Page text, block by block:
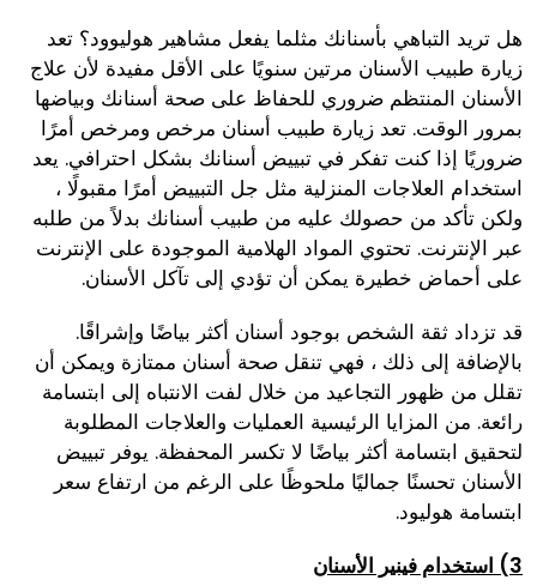
هل تريد التباهي بأسنانك مثلما يفعل مشاهير هوليوود؟ تعد
زيارة طبيب الأسنان مرتين سنويًا على الأقل مفيدة لأن علاج
الأسنان المنتظم ضروري للحفاظ على صحة أسنانك وبياضها
بمرور الوقت. تعد زيارة طبيب أسنان مرخص ومرخص أمرًا
ضروريًا إذا كنت تفكر في تبييض أسنانك بشكل احترافي. يعد
استخدام العلاجات المنزلية مثل جل التبييض أمرًا مقبولًا ،
ولكن تأكد من حصولك عليه من طبيب أسنانك بدلاً من طلبه
عبر الإنترنت. تحتوي المواد الهلامية الموجودة على الإنترنت
على أحماض خطيرة يمكن أن تؤدي إلى تآكل الأسنان.
قد تزداد ثقة الشخص بوجود أسنان أكثر بياضًا وإشراقًا.
بالإضافة إلى ذلك ، فهي تنقل صحة أسنان ممتازة ويمكن أن
تقلل من ظهور التجاعيد من خلال لفت الانتباه إلى ابتسامة
رائعة. من المزايا الرئيسية العمليات والعلاجات المطلوبة
لتحقيق ابتسامة أكثر بياضًا لا تكسر المحفظة. يوفر تبييض
الأسنان تحسنًا جماليًا ملحوظًا على الرغم من ارتفاع سعر
ابتسامة هوليود.
3) استخدام فينير الأسنان